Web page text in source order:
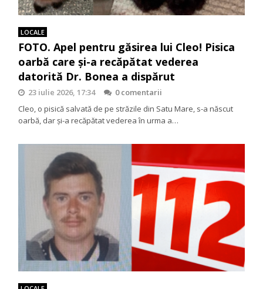
LOCALE
FOTO. Apel pentru găsirea lui Cleo! Pisica
oarbă care și-a recăpătat vederea
datorită Dr. Bonea a dispărut
23 iulie 2026, 17:34
0 comentarii
Cleo, o pisică salvată de pe străzile din Satu Mare, s-a născut
oarbă, dar și-a recăpătat vederea în urma a…